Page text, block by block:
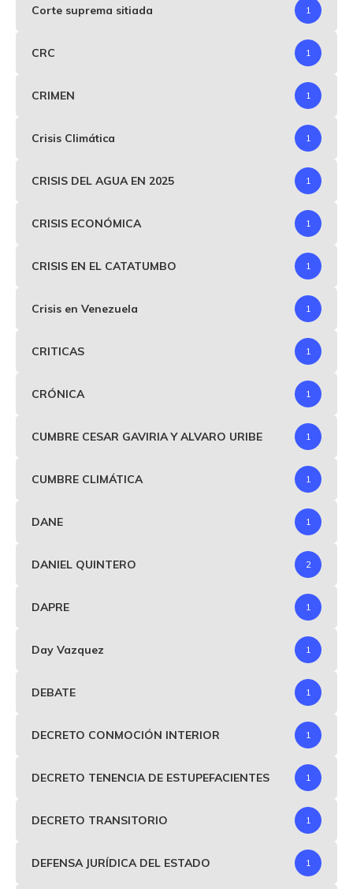
Corte suprema sitiada 1
CRC 1
CRIMEN 1
Crisis Climática 1
CRISIS DEL AGUA EN 2025 1
CRISIS ECONÓMICA 1
CRISIS EN EL CATATUMBO 1
Crisis en Venezuela 1
CRITICAS 1
CRÓNICA 1
CUMBRE CESAR GAVIRIA Y ALVARO URIBE 1
CUMBRE CLIMÁTICA 1
DANE 1
DANIEL QUINTERO 2
DAPRE 1
Day Vazquez 1
DEBATE 1
DECRETO CONMOCIÓN INTERIOR 1
DECRETO TENENCIA DE ESTUPEFACIENTES 1
DECRETO TRANSITORIO 1
DEFENSA JURÍDICA DEL ESTADO 1